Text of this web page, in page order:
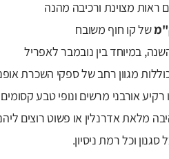
ראות מצוינת ורכיבה מהנה
של קו חוף משובח
במיוחד בין נובמבר לאפריל
מגוון רחב של ספקי השכרת
רקיע אורבני מרשים ונופי טבע קסומים
מלאת אדרנלין או פשוט רוצים
וכל רמת ניסיון.